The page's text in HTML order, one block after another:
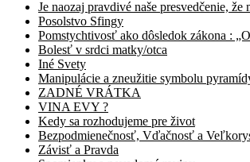
Je naozaj pravdivé naše presvedčenie,
Posolstvo Sfingy
Pomstychtivosť ako dôsledok zákona :
Bolesť v srdci matky/otca
Iné Svety
Manipulácie a zneužitie symbolu
ZADNÉ VRÁTKA
VINA EVY ?
Kedy sa rozhodujeme pre život
Bezpodmienečnosť, Vďačnosť a
Závisť a Pravda